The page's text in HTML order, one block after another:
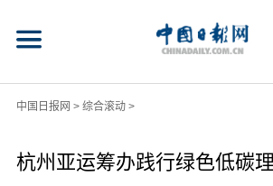
中国日报网 > 综合滚动>
杭州亚运筹办践行绿色低碳